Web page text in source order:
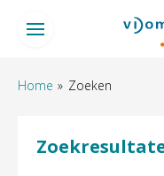
Naar hoofdinhoud
Naar hoofdnavigatiemenu
Naar zoeken
Naar
Ga naar Hoofd
Home Zoeken